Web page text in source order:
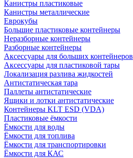
Канистры пластиковые
Канистры металлические
Еврокубы
Большие пластиковые контейнеры
Неразборные контейнеры
Разборные контейнеры
Аксессуары для больших контейнеров
Аксессуары для пластиковой тары
Локализация разлива жидкостей
Антистатическая тара
Паллеты антистатические
Ящики и лотки антистатические
Контейнеры KLT ESD (VDA)
Пластиковые ёмкости
Ёмкости для воды
Ёмкости для топлива
Ёмкости для транспортировки
Ёмкости для КАС